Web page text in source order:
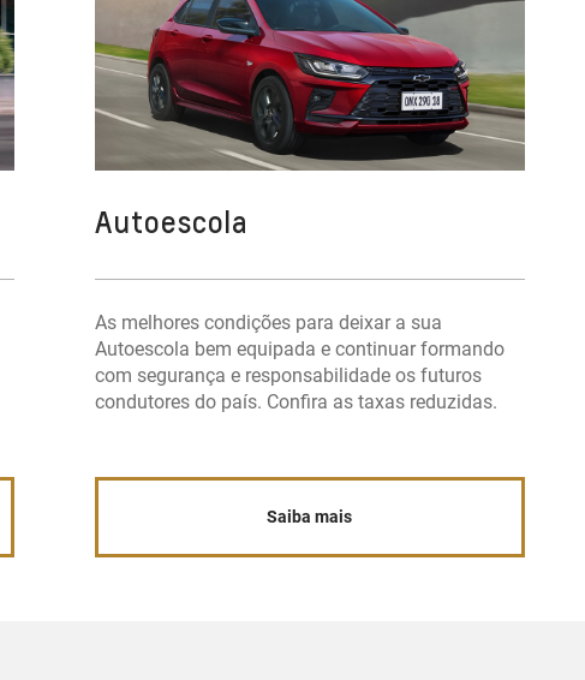
Autoescola
As melhores condições para deixar a sua
Autoescola bem equipada e continuar formando
com segurança e responsabilidade os futuros
condutores do país. Confira as taxas reduzidas.
Saiba mais